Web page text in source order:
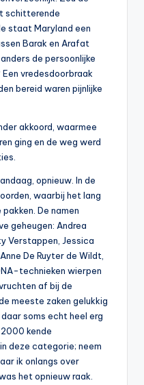
schitterende
staat Maryland een
Barak en Arafat
de persoonlijke
vredesdoorbraak
bereid waren pijnlijke
akkoord, waarmee
ging en de weg werd
opnieuw. In de
waarbij het lang
De namen
geheugen: Andrea
Verstappen, Jessica
De Ruyter de Wildt,
technieken wierpen
af bij de
meeste zaken gelukkig
soms echt heel erg
kende
deze categorie; neem
ik onlangs over
het opnieuw raak.